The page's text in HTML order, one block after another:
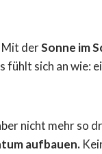
Mit derSonne im
fühlt sich an wie:
nicht mehr so
aufbauen.